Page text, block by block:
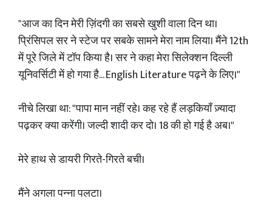
"आज का दिन मेरी ज़िंदगी का सबसे खुशी वाला दिन था।
प्रिंसिपल सर ने स्टेज पर सबके सामने मेरा नाम लिया। मैंने 12th
में पूरे जिले में टॉप किया है। सर ने कहा मेरा सिलेक्शन दिल्ली
यूनिवर्सिटी में हो गया है... English Literature पढ़ने के लिए।"
नीचे लिखा था: "पापा मान नहीं रहे। कह रहे हैं लड़कियाँ ज़्यादा
पढ़कर क्या करेंगी। जल्दी शादी कर दो। 18 की हो गई है अब।"
मेरे हाथ से डायरी गिरते-गिरते बची।
मैंने अगला पन्ना पलटा।